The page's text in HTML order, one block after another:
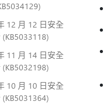
12 月 12 日安全
11 月 14 日安全
10 月 10 日安全